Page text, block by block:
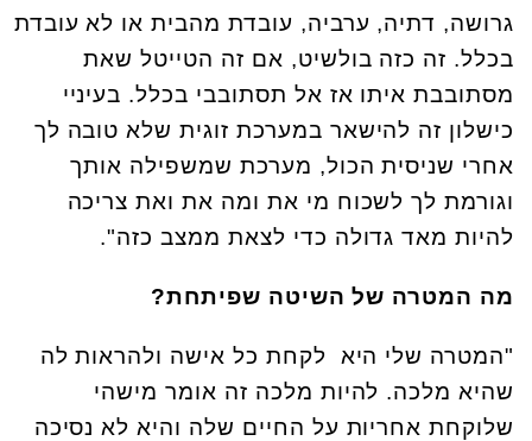
גרושה, דתיה, ערביה, עובדת מהבית או לא עובדת
בכלל. זה כזה בולשיט, אם זה הטייטל שאת
מסתובבת איתו אז אל תסתובבי בכלל. בעיניי
כישלון זה להישאר במערכת זוגית שלא טובה לך
אחרי שניסית הכול, מערכת שמשפילה אותך
וגורמת לך לשכוח מי את ומה את ואת צריכה
להיות מאד גדולה כדי לצאת ממצב כזה".
מה המטרה של השיטה שפיתחת?
"המטרה שלי היא לקחת כל אישה ולהראות לה
שהיא מלכה. להיות מלכה זה אומר מישהי
שלוקחת אחריות על החיים שלה והיא לא נסיכה